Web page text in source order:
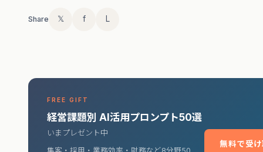
Share 𝕏 f L
FREE GIFT
経営課題別 AI活用プロンプト50選
いまプレゼント中
無料で受